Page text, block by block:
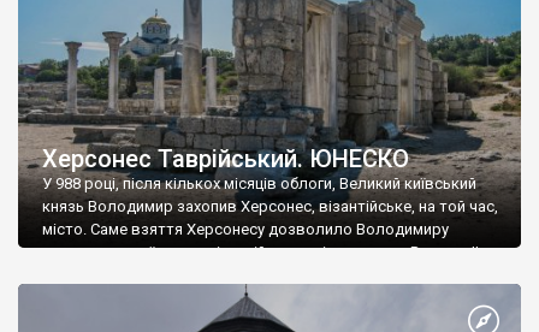
Херсонес Таврійський. ЮНЕСКО
У 988 році, після кількох місяців облоги, Великий київський
князь Володимир захопив Херсонес, візантійське, на той час,
місто. Саме взяття Херсонесу дозволило Володимиру
диктувати свої умови візантійському імператору Василю ІІ, та
Херсонесі Володимир-язичник, став Василем-християнином.
А потім було Хрещення Русі. На честь Херсонесу Таврійського